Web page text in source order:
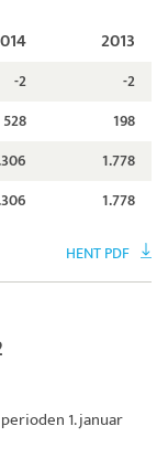
2013
-2
-2
528
198
1.778
1.778
HENT PDF
1. januar